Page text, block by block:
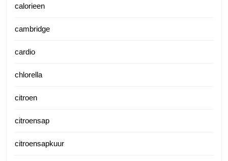
calorieen
cambridge
cardio
chlorella
citroen
citroensap
citroensapkuur